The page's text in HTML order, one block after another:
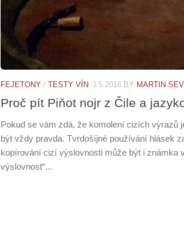
FEJETONY / TESTY VÍN 3.5.2016 BY MARTIN
Proč pít Piňot nojr z Čile a
Pokud se vám zdá, že komolení cizích výrazů
být vždy pravda. Tvrdošíjné používání hlásek
kopírování cizí výslovnosti může být i známka
výslovnost“...